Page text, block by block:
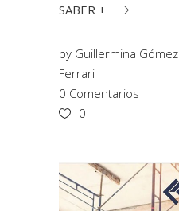
SABER +
by Guillermina Gómez
Ferrari
0 Comentarios
0